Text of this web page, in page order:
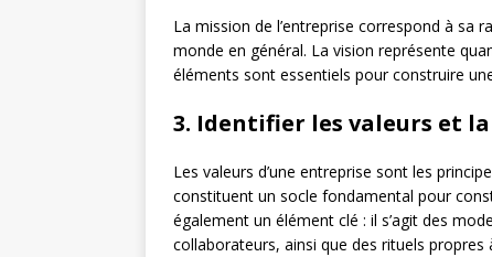
La mission de l’entreprise correspond à sa
monde en général. La vision représente
éléments sont essentiels pour construire
3. Identifier les valeurs et
Les valeurs d’une entreprise sont les
constituent un socle fondamental pour
également un élément clé : il s’agit des
collaborateurs, ainsi que des rituels propres